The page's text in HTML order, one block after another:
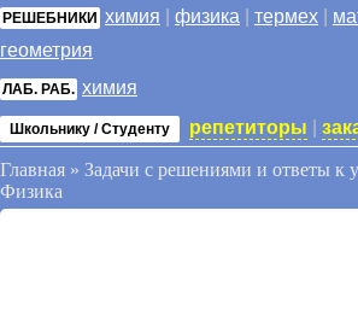
РЕШЕБНИКИ химия физика термех
геометрия
ЛАБ. РАБ. химия
Школьнику / Студенту репетиторы
Главная » Задачи с решениями и ответы к
Физика